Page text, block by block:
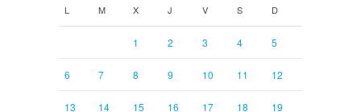
L M X J V S D
1 2 3 4 5
6 7 8 9 10 11 12
13 14 15 16 17 18 19